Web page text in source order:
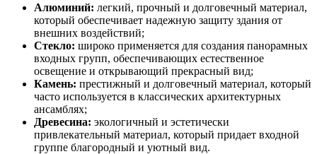
Алюминий: легкий, прочный и долговечный материал,
который обеспечивает надежную защиту здания от
внешних воздействий;
Стекло: широко применяется для создания панорамных
входных групп, обеспечивающих естественное
освещение и открывающий прекрасный вид;
Камень: престижный и долговечный материал, который
часто используется в классических архитектурных
ансамблях;
Древесина: экологичный и эстетически
привлекательный материал, который придает входной
группе благородный и уютный вид.